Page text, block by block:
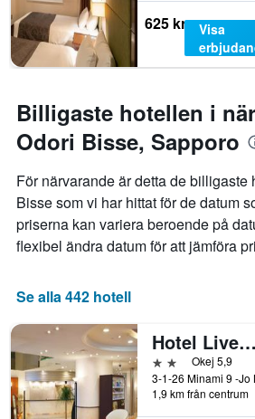
625 kr
Visa
Billigaste hotellen i
Odori Bisse, Sapporo
För närvarande är detta de billigaste
Bisse som vi har hittat för de datum
priserna kan variera beroende på
flexibel ändra datum för att jämföra
Se alla 442 hotell
Hotel Livemax Sapporo Nakajima Park Grande
2 stjärnorOkej 5,9
1,9 km från centrum